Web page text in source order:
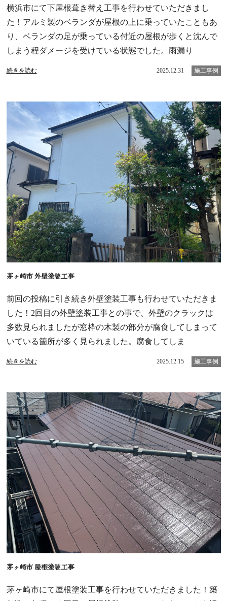
横浜市にて下屋根葺き替え工事を行わせていただきまし
た！アルミ製のベランダが屋根の上に乗っていたこともあ
り、ベランダの足が乗っている付近の屋根が歩くと沈んで
しまう程ダメージを受けている状態でした。雨漏り
続きを読む 2025.12.31 施工事例
茅ヶ崎市 外壁塗装工事
前回の投稿に引き続き外壁塗装工事も行わせていただきま
した！2回目の外壁塗装工事との事で、外壁のクラックは
多数見られましたが窓枠の木製の部分が腐食してしまって
いている箇所が多く見られました。腐食してしま
続きを読む 2025.12.15 施工事例
茅ヶ崎市 屋根塗装工事
茅ヶ崎市にて屋根塗装工事を行わせていただきました！築